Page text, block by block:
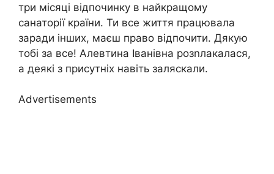
три місяці відпочинку в найкращому
санаторії країни. Ти все життя працювала
заради інших, маєш право відпочити. Дякую
тобі за все! Алевтина Іванівна розnлакалася,
а деякі з присутніх навіть заляскали.
Advertisements